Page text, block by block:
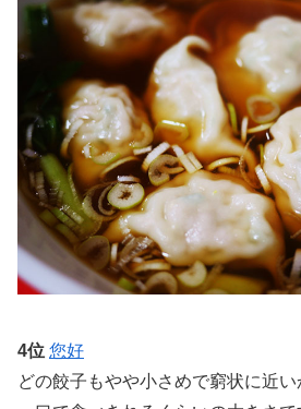
4位 您好
どの餃子もやや小さめで窮状に近い